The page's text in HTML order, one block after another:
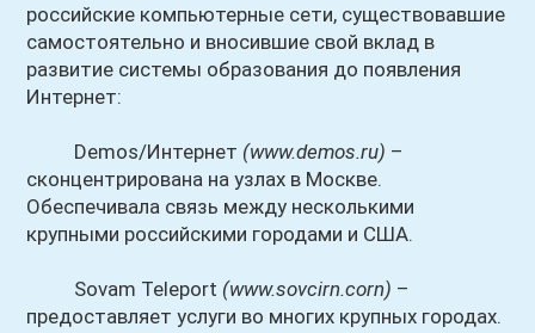
российские компьютерные сети, существовавшие
самостоятельно и вносившие свой вклад в
развитие системы образования до появления
Интернет:
Demos/Интернет (www.demos.ru) –
сконцентрирована на узлах в Москве.
Обеспечивала связь между несколькими
крупными российскими городами и США.
Sovam Teleport (www.sovcirn.corn) –
предоставляет услуги во многих крупных городах.